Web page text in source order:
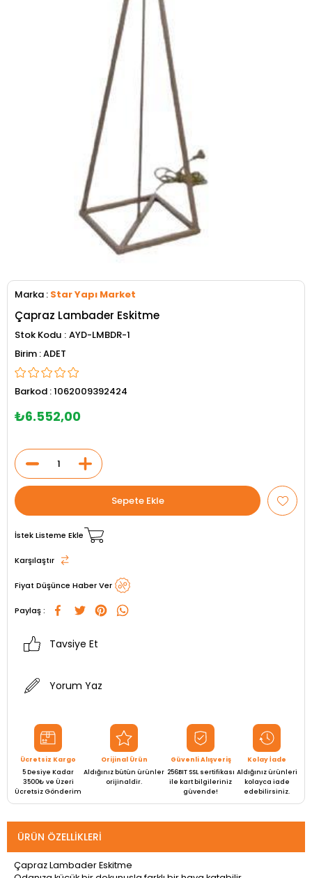
Marka : Star Yapı Market
Çapraz Lambader Eskitme
Stok Kodu AYD-LMBDR-1
ADET
Barkod :1062009392424
₺6.552,00
İstek Listeme Ekle
Karşılaştır
Fiyat Düşünce Haber Ver
Paylaş :
Tavsiye Et
Yorum Yaz
Ücretsiz Kargo
5 Desiye Kadar
3500₺ ve Üzeri
Ücretsiz Gönderim
Orijinal Ürün
Aldığınız bütün ürünler
orijinaldir.
Güvenli Alışveriş
256BIT SSL sertifikası
ile kart bilgileriniz
güvende!
Kolay İade
Aldığınız ürünleri
kolayca iade
edebilirsiniz.
ÜRÜN ÖZELLIKLERI
Çapraz Lambader Eskitme